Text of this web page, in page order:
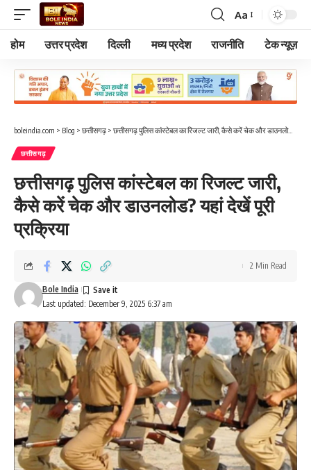
Font
Resizer
Aa
होम उत्तर प्रदेश दिल्ली मध्य प्रदेश राजनीति टेक न्यूज़
boleindia.com > Blog > छत्तीसगढ़ > छत्तीसगढ़ पुलिस कांस्टेबल का रिजल्ट जारी, कैसे करें चेक और डाउनलोड? यहां देखें पूरी प्रक्रिया
छत्तीसगढ़
छत्तीसगढ़ पुलिस कांस्टेबल का रिजल्ट जारी,
कैसे करें चेक और डाउनलोड? यहां देखें पूरी
प्रक्रिया
Last updated: December 9, 2025 6:37 am
Bole India
2 Min Read